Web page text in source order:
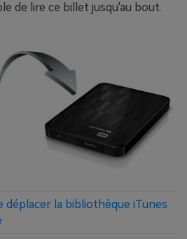
de lire ce billet jusqu'au bout.
déplacer la bibliothèque iTunes